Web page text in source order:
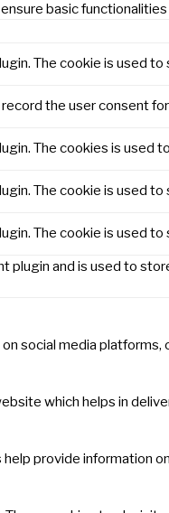
basic
The cookie is used
the user consent
The cookies is
The cookie is used
The cookie is used
plugin and is used to
social media
which helps in
provide information